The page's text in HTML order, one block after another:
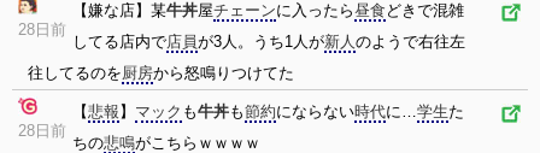
28日前
【嫌な店】某牛丼屋チェーンに入ったら昼食 どきで混雑
してる店内で店員が3人。うち1人が新人のようで右往左
往してるのを厨房から怒鳴りつけてた
28日前
【悲報 】 マック も牛丼も節約にならない時代に…学生た
ちの悲鳴がこちらｗｗｗｗ